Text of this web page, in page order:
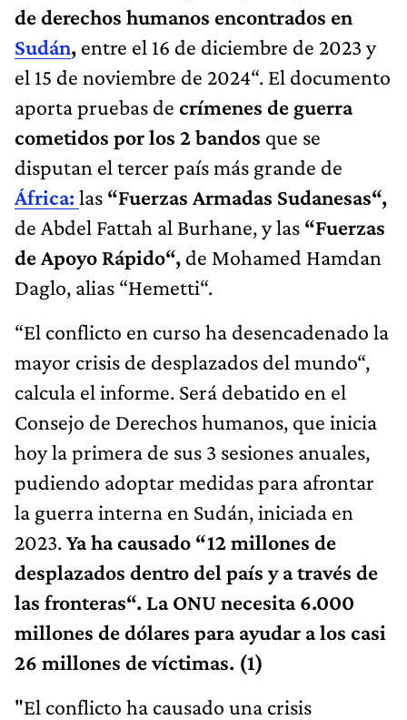
de derechos humanos encontrados en
Sudán, entre el 16 de diciembre de 2023 y
el 15 de noviembre de 2024“. El documento
aporta pruebas de crímenes de guerra
cometidos por los 2 bandos que se
disputan el tercer país más grande de
África: las “Fuerzas Armadas Sudanesas“,
de Abdel Fattah al Burhane, y las “Fuerzas
de Apoyo Rápido“, de Mohamed Hamdan
Daglo, alias “Hemetti“.
“El conflicto en curso ha desencadenado la
mayor crisis de desplazados del mundo“,
calcula el informe. Será debatido en el
Consejo de Derechos humanos, que inicia
hoy la primera de sus 3 sesiones anuales,
pudiendo adoptar medidas para afrontar
la guerra interna en Sudán, iniciada en
2023.Ya ha causado “12 millones de
desplazados dentro del país y a través de
las fronteras“. La ONU necesita 6.000
millones de dólares para ayudar a los casi
26 millones de víctimas. (1)
"El conflicto ha causado una crisis